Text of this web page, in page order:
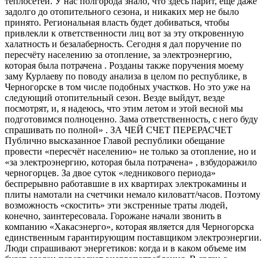
задолго до отопительного сезона, и никаких мер не было
принято. Региональная власть будет добиваться, чтобы
привлекли к ответственности лиц вот за эту откровенную
халатность и безалаберность. Сегодня я дал поручение по
пересчёту населению за отопление, за электроэнергию,
которая была потрачена . Розданы также поручения моему
заму Курлаеву по поводу анализа в целом по республике, в
Черногорске в том числе подобных участков. Но это уже на
следующий отопительный сезон. Везде выйдут, везде
посмотрят, и, я надеюсь, что этим летом и этой весной мы
подготовимся полноценно. Зама ответственность, с него буду
спрашивать по полной» . ЗА ЧЕЙ СЧЕТ ПЕРЕРАСЧЕТ
Публично высказанное Главой республики обещание
провести «пересчёт населению» не только за отопление, но и
«за электроэнергию, которая была потрачена» , взбудоражило
черногорцев. За двое суток «ледникового периода»
беспрерывно работавшие в их квартирах электрокамины и
плиты намотали на счетчики немало киловатт/часов. Поэтому
возможность «скостить» эти экстренные траты людей,
конечно, заинтересовала. Горожане начали звонить в
компанию «Хакасэнерго», которая является для Черногорска
единственным гарантирующим поставщиком электроэнергии.
Люди спрашивают энергетиков: когда и в каком объеме им